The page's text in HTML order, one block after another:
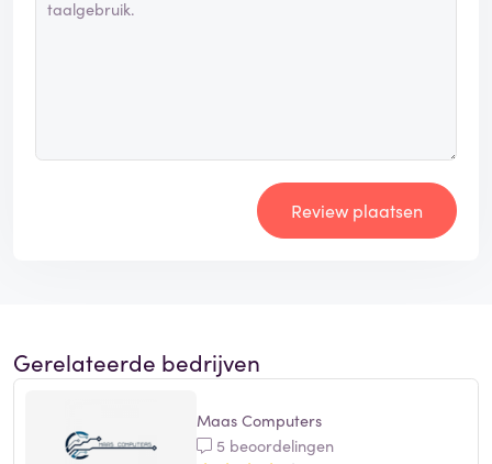
Review plaatsen
Gerelateerde bedrijven
Maas Computers
5 beoordelingen